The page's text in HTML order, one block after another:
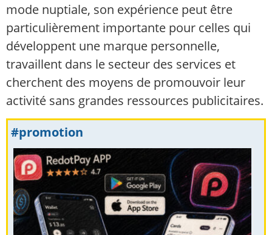
mode nuptiale, son expérience peut être
particulièrement importante pour celles qui
développent une marque personnelle,
travaillent dans le secteur des services et
cherchent des moyens de promouvoir leur
activité sans grandes ressources publicitaires.
#promotion